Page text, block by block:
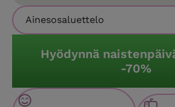
Ainesosaluettelo
Hyödynnä
-70%